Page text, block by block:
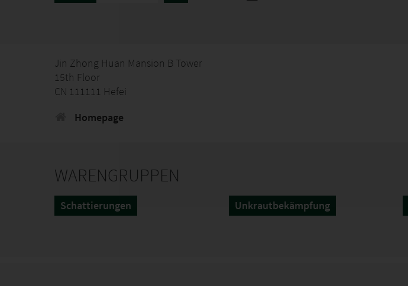
Jin Zhong Huan Mansion B Tower
15th Floor
CN 111111 Hefei
Homepage
WARENGRUPPEN
Schattierungen Unkrautbekämpfung